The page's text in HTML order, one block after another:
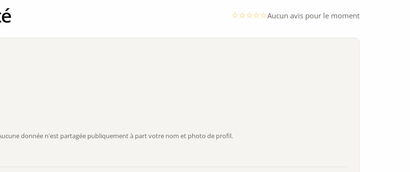
Aucun avis pour le moment
donnée n'est partagée publiquement à part votre nom et photo de profil.